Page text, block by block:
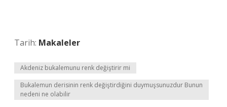
Tarih: Makaleler
Akdeniz bukalemunu renk değiştirir mi
Bukalemun derisinin renk değiştirdiğini duymuşsunuzdur Bunun
nedeni ne olabilir